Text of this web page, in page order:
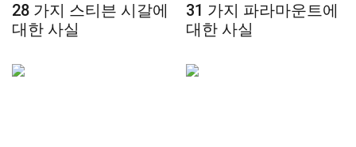
28 가지 스티븐 시갈에
대한 사실
31 가지 파라마운트에
대한 사실